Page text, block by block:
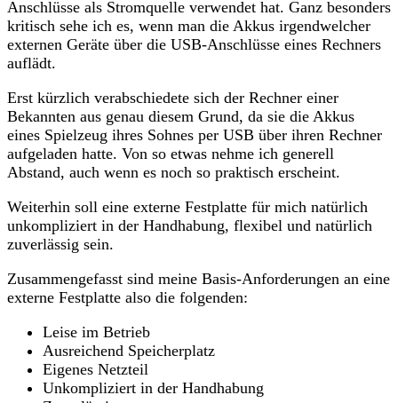
Anschlüsse als Stromquelle verwendet hat. Ganz besonders
kritisch sehe ich es, wenn man die Akkus irgendwelcher
externen Geräte über die USB-Anschlüsse eines Rechners
auflädt.
Erst kürzlich verabschiedete sich der Rechner einer
Bekannten aus genau diesem Grund, da sie die Akkus
eines Spielzeug ihres Sohnes per USB über ihren Rechner
aufgeladen hatte. Von so etwas nehme ich generell
Abstand, auch wenn es noch so praktisch erscheint.
Weiterhin soll eine externe Festplatte für mich natürlich
unkompliziert in der Handhabung, flexibel und natürlich
zuverlässig sein.
Zusammengefasst sind meine Basis-Anforderungen an eine
externe Festplatte also die folgenden:
Leise im Betrieb
Ausreichend Speicherplatz
Eigenes Netzteil
Unkompliziert in der Handhabung